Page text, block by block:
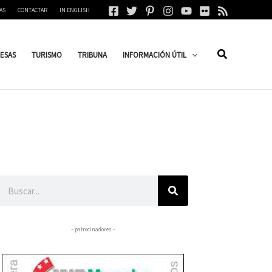
CONTACTAR IN ENGLISH
TURISMO TRIBUNA INFORMACIÓN ÚTIL
– patrocinadores –